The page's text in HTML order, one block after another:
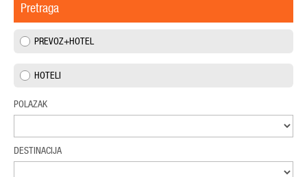
Pretraga
PREVOZ+HOTEL
HOTELI
POLAZAK
DESTINACIJA